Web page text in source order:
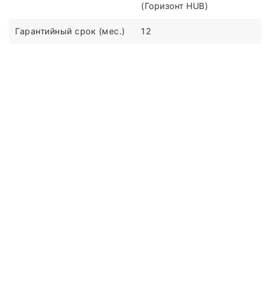
(Горизонт HUB)
Гарантийный срок (мес.) 12